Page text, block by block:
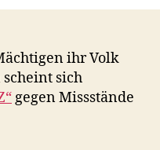
ihr Volk
sich
gegen Missstände